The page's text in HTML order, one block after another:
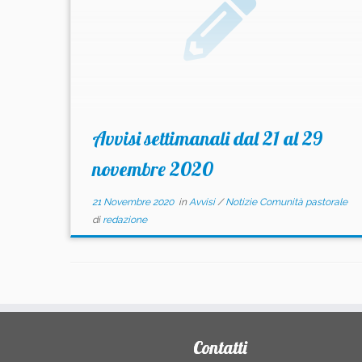
Avvisi settimanali dal 21 al 29
novembre 2020
21 Novembre 2020inAvvisi/Notizie Comunità pastorale
di redazione
Contatti